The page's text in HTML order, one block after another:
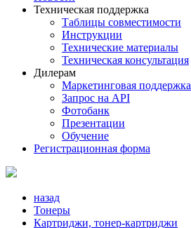
Техническая поддержка
Таблицы совместимости
Инструкции
Технические материалы
Техническая консультация
Дилерам
Маркетинговая поддержка
Запрос на API
Фотобанк
Презентации
Обучение
Регистрационная форма
назад
Тонеры
Картриджи, тонер-картриджи